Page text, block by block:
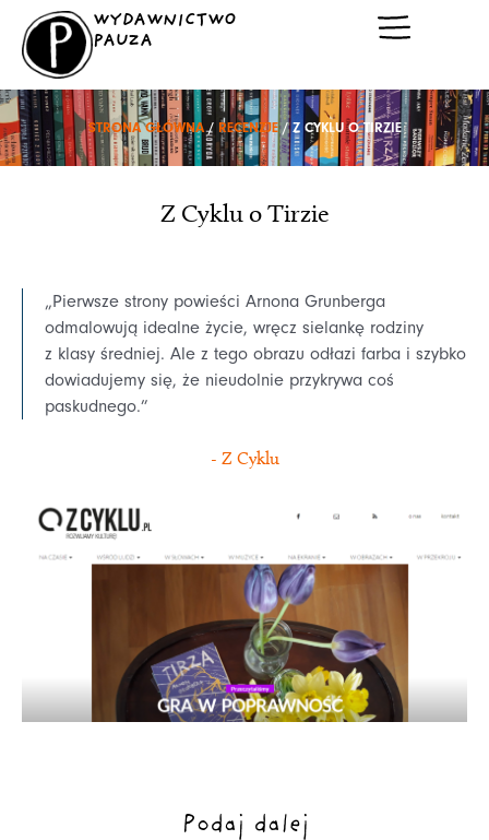
Przejdź
treści
WYDAWNICTWO
PAUZA
STRONA GŁÓWNA/ RECENZJE/ Z CYKLU O TIRZIE
Z Cyklu o Tirzie
„Pierwsze strony powieści Arnona Grunberga
odmalowują idealne życie, wręcz sielankę rodziny
z klasy średniej. Ale z tego obrazu odłazi farba i szybko
dowiadujemy się, że nieudolnie przykrywa coś
paskudnego.”
- Z Cyklu
Podaj dalej